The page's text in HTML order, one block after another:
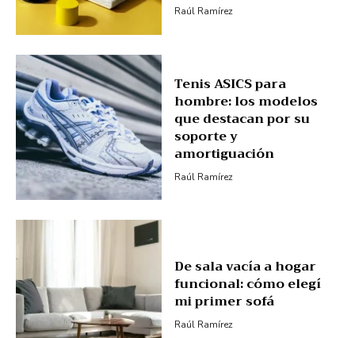
Raúl Ramírez
Tenis ASICS para
hombre: los modelos
que destacan por su
soporte y
amortiguación
Raúl Ramírez
De sala vacía a hogar
funcional: cómo elegí
mi primer sofá
Raúl Ramírez